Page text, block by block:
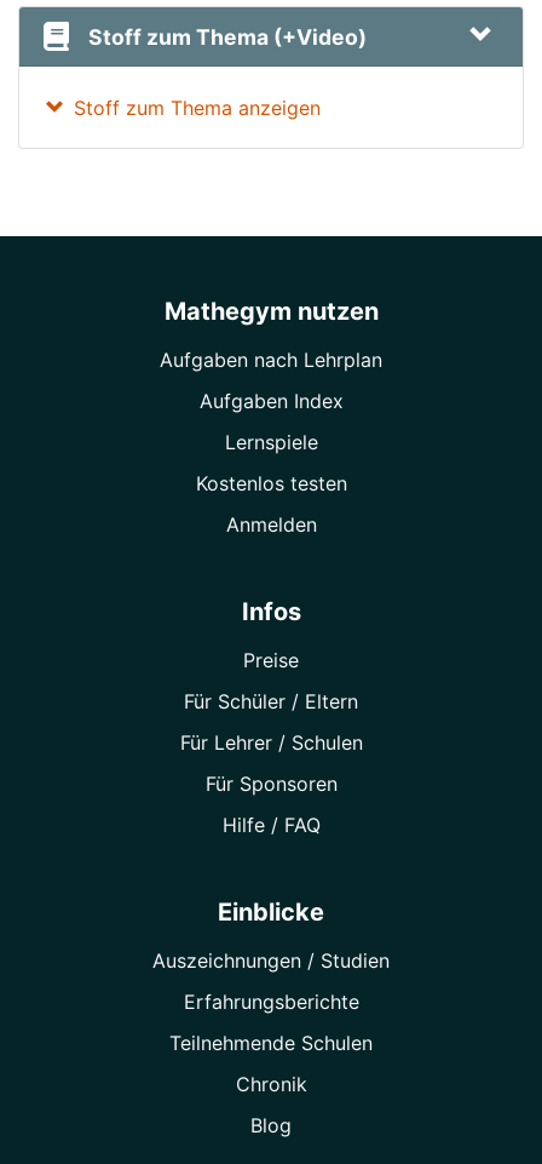
Stoff zum Thema (+Video)
Stoff zum Thema anzeigen
Mathegym nutzen
Aufgaben nach Lehrplan
Aufgaben Index
Lernspiele
Kostenlos testen
Anmelden
Infos
Preise
Für Schüler / Eltern
Für Lehrer / Schulen
Für Sponsoren
Hilfe / FAQ
Einblicke
Auszeichnungen / Studien
Erfahrungsberichte
Teilnehmende Schulen
Chronik
Blog